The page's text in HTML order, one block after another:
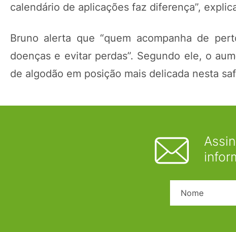
calendário de aplicações faz diferença”,
Bruno alerta que “quem acompanha de
doenças e evitar perdas”. Segundo ele, o
de algodão em posição mais delicada nesta